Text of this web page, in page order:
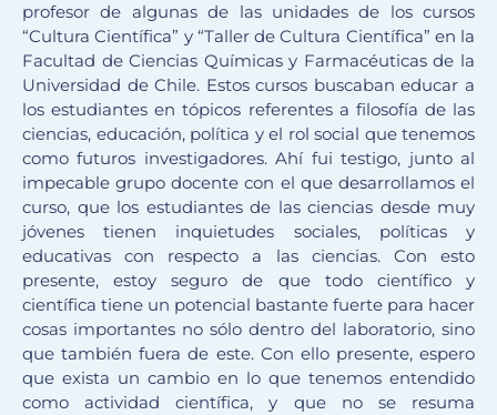
profesor de algunas de las unidades de los cursos
“Cultura Científica” y “Taller de Cultura Científica” en la
Facultad de Ciencias Químicas y Farmacéuticas de la
Universidad de Chile. Estos cursos buscaban educar a
los estudiantes en tópicos referentes a filosofía de las
ciencias, educación, política y el rol social que tenemos
como futuros investigadores. Ahí fui testigo, junto al
impecable grupo docente con el que desarrollamos el
curso, que los estudiantes de las ciencias desde muy
jóvenes tienen inquietudes sociales, políticas y
educativas con respecto a las ciencias. Con esto
presente, estoy seguro de que todo científico y
científica tiene un potencial bastante fuerte para hacer
cosas importantes no sólo dentro del laboratorio, sino
que también fuera de este. Con ello presente, espero
que exista un cambio en lo que tenemos entendido
como actividad científica, y que no se resuma